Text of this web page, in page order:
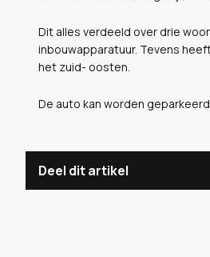
Dit alles verdeeld over drie
inbouwapparatuur. Tevens
het zuid- oosten.
De auto kan worden
Deel dit artikel